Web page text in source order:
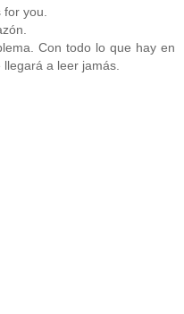
you.
Con todo lo que hay en
a leer jamás.